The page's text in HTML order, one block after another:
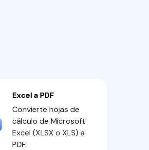
Excel a PDF
Convierte hojas de
cálculo de Microsoft
Excel (XLSX o XLS) a
PDF.